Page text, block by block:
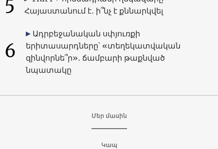
Հայաստանում է․ ի՞նչ է քննարկվել
6
Ադրբեջանական սփյուռքի
երիտասարդները՝ «տեղեկատվական
զինվորնե՞ր»․ ճամբարի թաքնված
նպատակը
Մեր մասին
Կապ